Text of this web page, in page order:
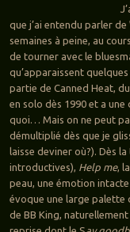
que j’ai entendu parler de
semaines à peine, au
de tourner avec le
qu’apparaissent
partie de Canned Heat, du
en solo dès 1990 et a
quoi… Mais on ne peut
démultiplié dès que je
laisse deviner où?). Dès
introductives), Help me,
peau, une émotion
évoque une large palette
de BB King,